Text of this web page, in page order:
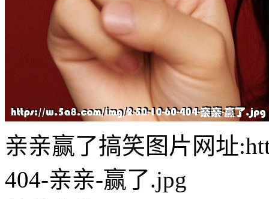
亲亲赢了搞笑图片网址
404-亲亲-赢了.jpg